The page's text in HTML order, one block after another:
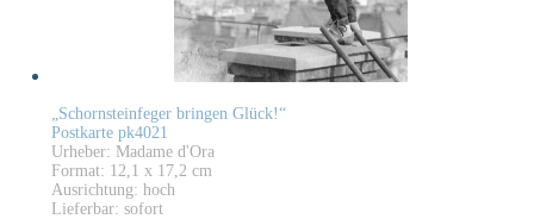
„Schornsteinfeger bringen Glück!“
Postkarte pk4021
Urheber: Madame d'Ora
Format: 12,1 x 17,2 cm
Ausrichtung: hoch
Lieferbar: sofort